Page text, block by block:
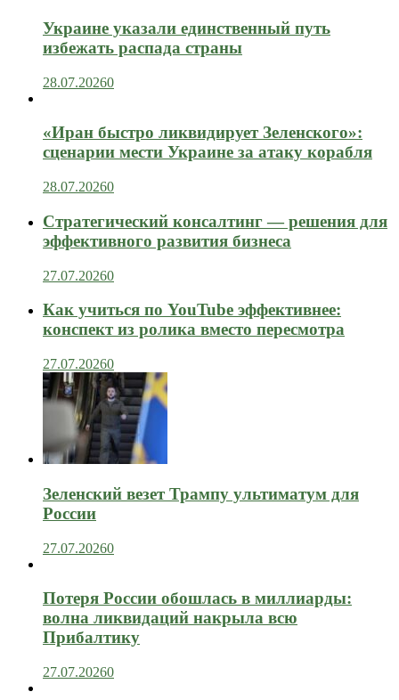
Украине указали единственный путь
избежать распада страны
28.07.20260
«Иран быстро ликвидирует Зеленского»:
сценарии мести Украине за атаку корабля
28.07.20260
Стратегический консалтинг — решения для
эффективного развития бизнеса
27.07.20260
Как учиться по YouTube эффективнее:
конспект из ролика вместо пересмотра
27.07.20260
Зеленский везет Трампу ультиматум для
России
27.07.20260
Потеря России обошлась в миллиарды:
волна ликвидаций накрыла всю
Прибалтику
27.07.20260